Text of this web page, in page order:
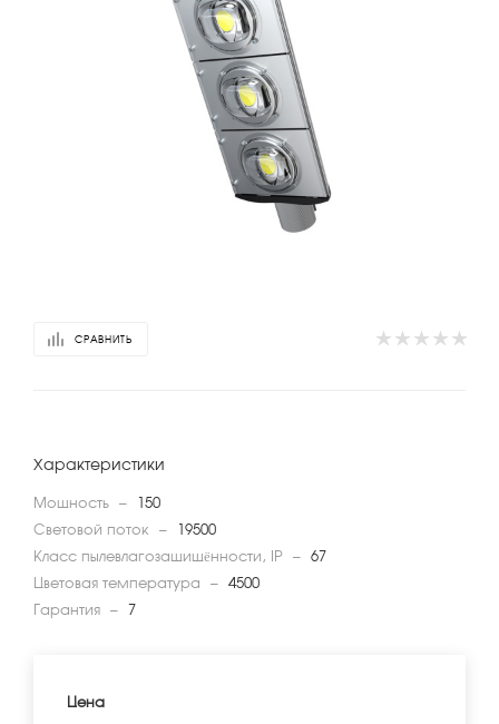
СРАВНИТЬ
Характеристики
Мощность —
150
Световой поток
—
19500
Класс пылевлагозащищённости, IP — 67
Цветовая температура
— 4500
Гарантия — 7
Цена